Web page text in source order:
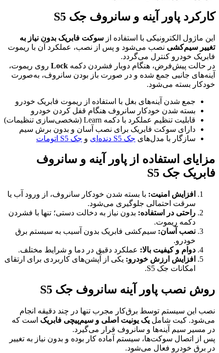
کارکرد پاور آینه و سانروف جک S5
این ماژول الکترونیکی با استفاده از سوکت فابریک بدون نیاز به
تغییر سیم‌کشی نصب می‌شود و پس از نصب، عملکرد آن با ریموت
فابریک خودرو کنترل می‌گردد.
در حالت پیش‌فرض، هنگام دوبار فشردن دکمه Lock روی ریموت،
آینه‌های جانبی جمع شده و در صورت باز بودن سانروف، به‌صورت
خودکار بسته می‌شود.
جمع شدن آینه‌های بغل با استفاده از ریموت فابریک خودرو
بسته شدن خودکار سانروف هنگام قفل کردن خودرو
قابلیت تنظیم عملکرد با دکمه Learn (شخصی‌سازی تنظیمات)
دارای سوکت فابریک برای نصب آسان و بدون برش سیم
سازگار با مدل‌های جک S5 دنده‌ای و جک S5 اتومات
مزایای استفاده از پاور آینه و سانروف
فابریک جک S5
افزایش امنیت: با بسته شدن خودکار سانروف، از ورود آب یا
سرقت احتمالی جلوگیری می‌شود.
راحتی در استفاده: بدون نیاز به دخالت دستی؛ تنها با فشردن
دکمه ریموت.
نصب آسان: سیم‌کشی فابریک بدون آسیب به سیستم برق
خودرو.
دوام و کیفیت بالا: عملکرد دقیق در دما و شرایط مختلف.
افزایش ارزش خودرو: یکی از آپشن‌های کاربردی برای ارتقای
امکانات جک S5.
روش نصب پاور آینه سانروف جک S5
نصب این سیستم توسط برق‌کار مجرب تنها در چند دقیقه انجام
می‌شود. کیت شامل یک یونیت اصلی و سیم‌پیچی فابریک است که
در مسیر سیم آینه‌ها و سانروف قرار می‌گیرد.
پس از اتصال سوکت‌ها، سیستم آماده کار بوده و بدون نیاز به تغییر
در برق خودرو فعال می‌شود.